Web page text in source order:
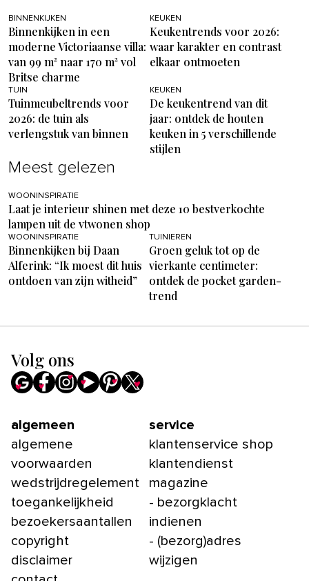
BINNENKIJKEN
Binnenkijken in een
moderne Victoriaanse villa:
van 99 m² naar 170 m² vol
Britse charme
KEUKEN
Keukentrends voor 2026:
waar karakter en contrast
elkaar ontmoeten
TUIN
Tuinmeubeltrends voor
2026: de tuin als
verlengstuk van binnen
KEUKEN
De keukentrend van dit
jaar: ontdek de houten
keuken in 5 verschillende
stijlen
Meest gelezen
WOONINSPIRATIE
Laat je interieur shinen met deze 10 bestverkochte
lampen uit de vtwonen shop
WOONINSPIRATIE
Binnenkijken bij Daan
Alferink: “Ik moest dit huis
ontdoen van zijn witheid”
TUINIEREN
Groen geluk tot op de
vierkante centimeter:
ontdek de pocket garden-
trend
Volg ons
algemeen
algemene
voorwaarden
wedstrijdregelement
toegankelijkheid
bezoekersaantallen
copyright
disclaimer
service
klantenservice shop
klantendienst
magazine
- bezorgklacht
indienen
- (bezorg)adres
wijzigen